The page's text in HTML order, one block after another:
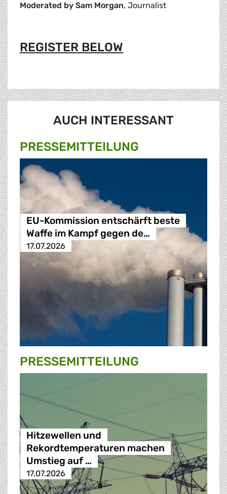
Moderated by Sam Morgan, Journalist
REGISTER BELOW
AUCH INTERESSANT
PRESSE­MITTEILUNG
EU-Kommission entschärft beste
Waffe im Kampf gegen de…
17.07.2026
PRESSE­MITTEILUNG
Hitzewellen und
Rekordtemperaturen machen
Umstieg auf …
17.07.2026